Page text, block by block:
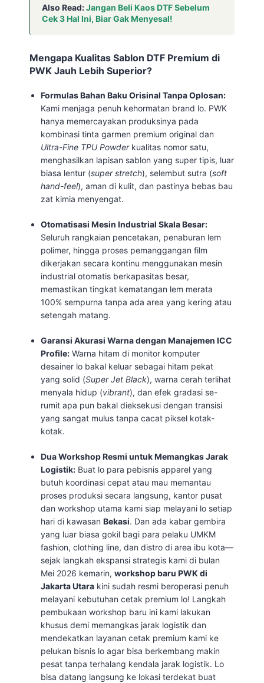
Also Read:Jangan Beli Kaos DTF Sebelum
Cek 3 Hal Ini, Biar Gak Menyesal!
Mengapa Kualitas Sablon DTF Premium di
PWK Jauh Lebih Superior?
Formulas Bahan Baku Orisinal Tanpa Oplosan:
Kami menjaga penuh kehormatan brand lo. PWK
hanya memercayakan produksinya pada
kombinasi tinta garmen premium original dan
Ultra-Fine TPU Powderkualitas nomor satu,
menghasilkan lapisan sablon yang super tipis, luar
biasa lentur (super stretch), selembut sutra (soft
hand-feel), aman di kulit, dan pastinya bebas bau
zat kimia menyengat.
Otomatisasi Mesin Industrial Skala Besar:
Seluruh rangkaian pencetakan, penaburan lem
polimer, hingga proses pemanggangan film
dikerjakan secara kontinu menggunakan mesin
industrial otomatis berkapasitas besar,
memastikan tingkat kematangan lem merata
100% sempurna tanpa ada area yang kering atau
setengah matang.
Garansi Akurasi Warna dengan Manajemen ICC
Profile: Warna hitam di monitor komputer
desainer lo bakal keluar sebagai hitam pekat
yang solid (Super Jet Black), warna cerah terlihat
menyala hidup (vibrant), dan efek gradasi se-
rumit apa pun bakal dieksekusi dengan transisi
yang sangat mulus tanpa cacat piksel kotak-
kotak.
Dua Workshop Resmi untuk Memangkas Jarak
Logistik: Buat lo para pebisnis apparel yang
butuh koordinasi cepat atau mau memantau
proses produksi secara langsung, kantor pusat
dan workshop utama kami siap melayani lo setiap
hari di kawasanBekasi. Dan ada kabar gembira
yang luar biasa gokil bagi para pelaku UMKM
fashion, clothing line, dan distro di area ibu kota—
sejak langkah ekspansi strategis kami di bulan
Mei 2026 kemarin,workshop baru PWK di
Jakarta Utara kini sudah resmi beroperasi penuh
melayani kebutuhan cetak premium lo! Langkah
pembukaan workshop baru ini kami lakukan
khusus demi memangkas jarak logistik dan
mendekatkan layanan cetak premium kami ke
pelukan bisnis lo agar bisa berkembang makin
pesat tanpa terhalang kendala jarak logistik. Lo
bisa datang langsung ke lokasi terdekat buat